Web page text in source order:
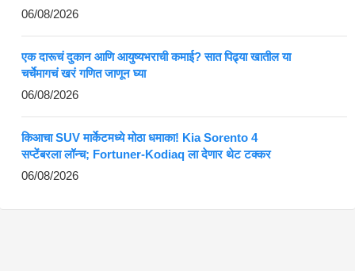
06/08/2026
एक दारूचं दुकान आणि आयुष्यभराची कमाई? सात पिढ्या खातील या
चर्चेमागचं खरं गणित जाणून घ्या
06/08/2026
किआचा SUV मार्केटमध्ये मोठा धमाका! Kia Sorento 4
सप्टेंबरला लॉन्च; Fortuner-Kodiaq ला देणार थेट टक्कर
06/08/2026